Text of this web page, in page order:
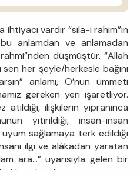
ihtiyacı vardır “sıla-i rahim”in
anlamdan ve anlamadan
düşmüştür. “Allah
her şeyle/herkesle bağını
anlamı, O’nun ümmeti
gereken yeri işaretliyor.
ilişkilerin yıpranınca
yitirildiği, insan-insan
sağlamaya terk edildiği
ilgi ve alâkadan yaratan
ara…” uyarısıyla gelen bir